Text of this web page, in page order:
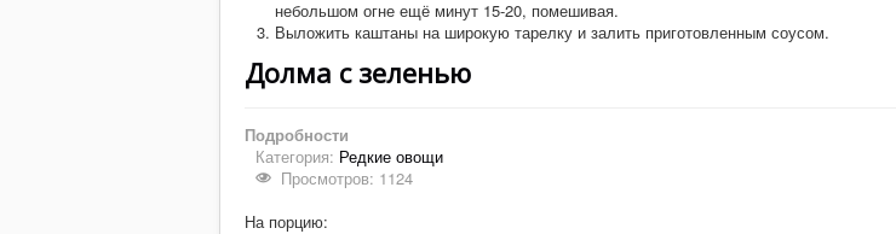
небольшом огне ещё минут 15-20, помешивая.
Выложить каштаны на широкую тарелку и залить приготовленным соусом.
Долма с зеленью
Подробности
Категория: Редкие овощи
Просмотров: 1124
На порцию: